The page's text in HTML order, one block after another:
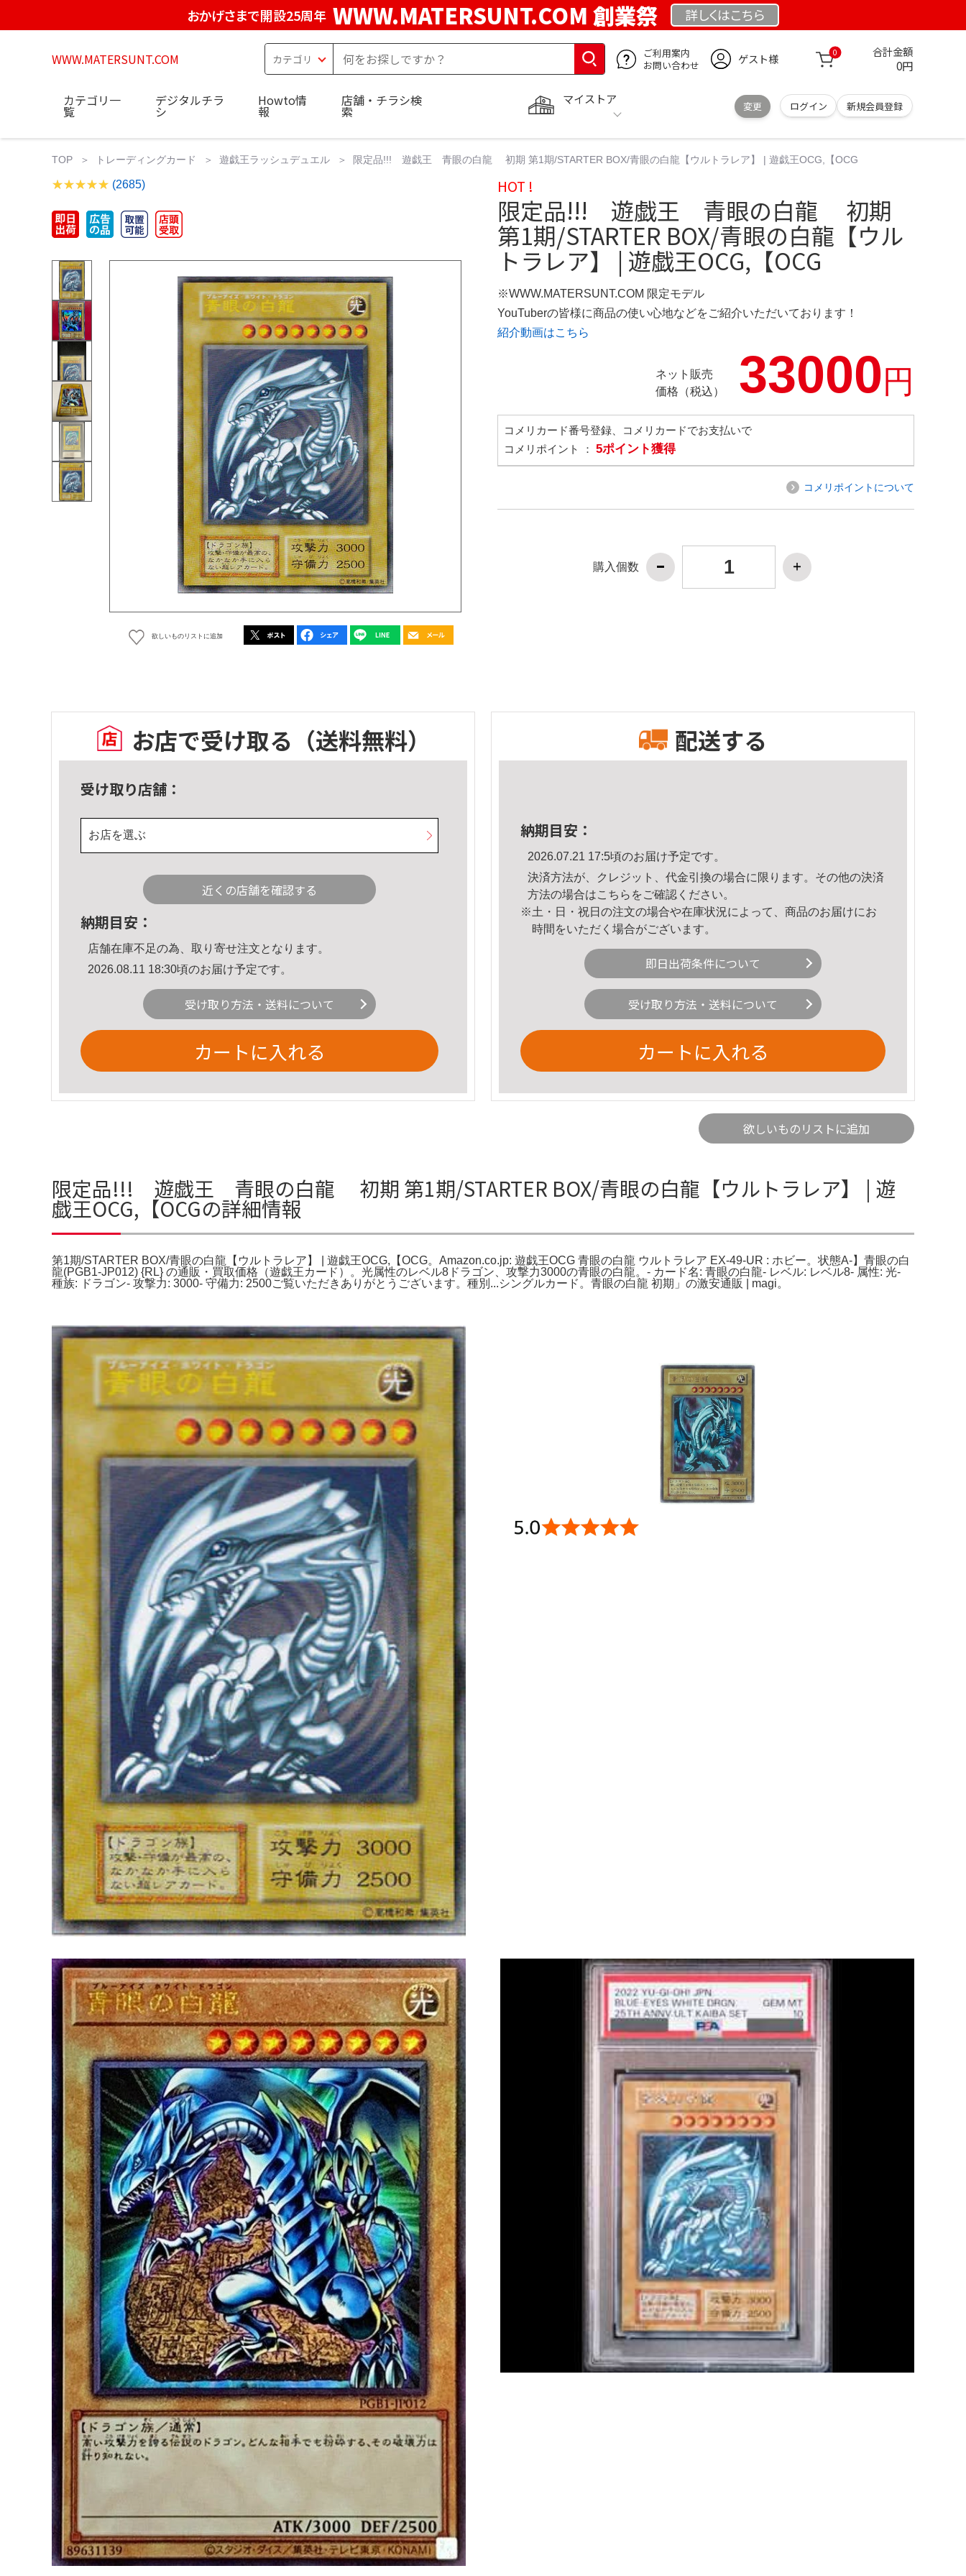
おかげさまで開設25周年 WWW.MATERSUNT.COM 創業祭 詳しくはこちら
WWW.MATERSUNT.COM
ご利用案内
お問い合わせ
ゲスト様 0 合計金額
0円
マイストア
変更 ログイン 新規会員登録
カテゴリ一
覧
デジタルチラ
シ
Howto情
報
店舗・チラシ検
索
TOP トレーディングカード 遊戯王ラッシュデュエル 限定品!!! 遊戯王 青眼の白龍 初期 第1期/STARTER BOX/青眼の白龍【ウルトラレア】 | 遊戯王OCG,【OCG
(2685)
欲しいものリストに追加
HOT !
限定品!!! 遊戯王 青眼の白龍 初期
第1期/STARTER BOX/青眼の白龍【ウル
トラレア】 | 遊戯王OCG,【OCG
※WWW.MATERSUNT.COM 限定モデル
YouTuberの皆様に商品の使い心地などをご紹介いただいております！
紹介動画はこちら
ネット販売
価格（税込）
33000円
コメリカード番号登録、コメリカードでお支払いで
コメリポイント ： 5ポイント獲得
コメリポイントについて
購入個数
お店で受け取る （送料無料）
受け取り店舗：
お店を選ぶ
近くの店舗を確認する
納期目安：
店舗在庫不足の為、取り寄せ注文となります。
2026.08.11 18:30頃のお届け予定です。
受け取り方法・送料について
カートに入れる
配送する
納期目安：
2026.07.21 17:5頃のお届け予定です。
決済方法が、クレジット、代金引換の場合に限ります。その他の決済
方法の場合はこちら をご確認ください。
※土・日・祝日の注文の場合や在庫状況によって、商品のお届けにお
時間をいただく場合がございます。
即日出荷条件について
受け取り方法・送料について
カートに入れる
欲しいものリストに追加
限定品!!! 遊戯王 青眼の白龍 初期 第1期/STARTER BOX/青眼の白龍【ウルトラレア】 | 遊
戯王OCG,【OCGの詳細情報
第1期/STARTER BOX/青眼の白龍【ウルトラレア】 | 遊戯王OCG,【OCG。Amazon.co.jp: 遊戯王OCG 青眼の白龍 ウルトラレア EX-49-UR : ホビー。状態A-】青眼の白
龍(PGB1-JP012) {RL} の通販・買取価格（遊戯王カード）。光属性のレベル8ドラゴン、攻撃力3000の青眼の白龍。- カード名: 青眼の白龍- レベル: レベル8- 属性: 光-
種族: ドラゴン- 攻撃力: 3000- 守備力: 2500ご覧いただきありがとうございます。種別...シングルカード。青眼の白龍 初期」の激安通販 | magi。